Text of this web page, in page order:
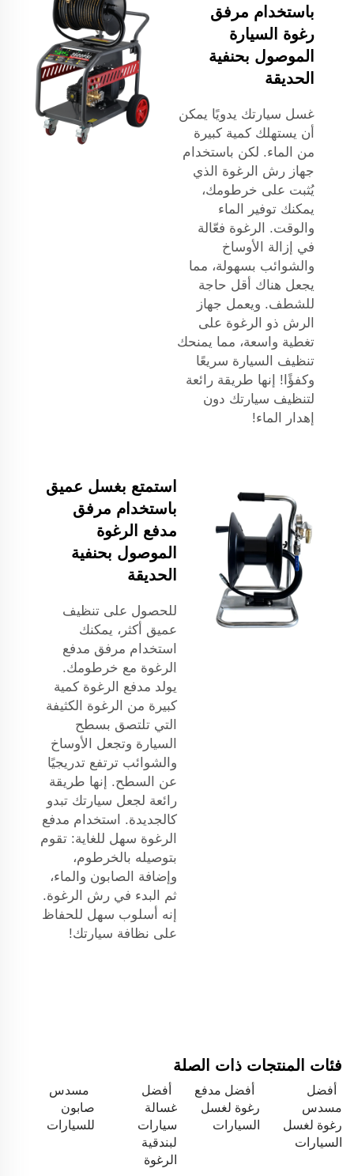
باستخدام مرفق
رغوة السيارة
الموصول بحنفية
الحديقة
غسل سيارتك يدويًا يمكن
أن يستهلك كمية كبيرة
من الماء. لكن باستخدام
جهاز رش الرغوة الذي
يُثبت على خرطومك،
يمكنك توفير الماء
والوقت. الرغوة فعّالة
في إزالة الأوساخ
والشوائب بسهولة، مما
يجعل هناك أقل حاجة
للشطف. ويعمل جهاز
الرش ذو الرغوة على
تغطية واسعة، مما يمنحك
تنظيف السيارة سريعًا
وكفؤًا! إنها طريقة رائعة
لتنظيف سيارتك دون
إهدار الماء!
استمتع بغسل عميق
باستخدام مرفق
مدفع الرغوة
الموصول بحنفية
الحديقة
للحصول على تنظيف
عميق أكثر، يمكنك
استخدام مرفق مدفع
الرغوة مع خرطومك.
يولد مدفع الرغوة كمية
كبيرة من الرغوة الكثيفة
التي تلتصق بسطح
السيارة وتجعل الأوساخ
والشوائب ترتفع تدريجيًا
عن السطح. إنها طريقة
رائعة لجعل سيارتك تبدو
كالجديدة. استخدام مدفع
الرغوة سهل للغاية: تقوم
بتوصيله بالخرطوم،
وإضافة الصابون والماء،
ثم البدء في رش الرغوة.
إنه أسلوب سهل للحفاظ
على نظافة سيارتك!
فئات المنتجات ذات الصلة
أفضل
مسدس
رغوة لغسل
السيارات
أفضل مدفع
رغوة لغسل
السيارات
أفضل
غسالة
سيارات
لبندقية
الرغوة
مسدس
صابون
للسيارات